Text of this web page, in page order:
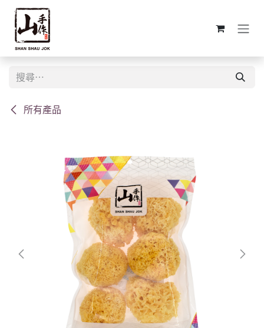
跳至內容
所有產品